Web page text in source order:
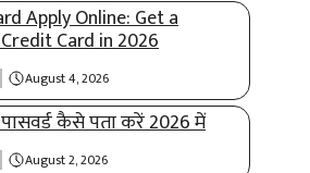
Apply Online: Get a
Card in 2026
August 4, 2026
कैसे पता करें 2026 में
August 2, 2026